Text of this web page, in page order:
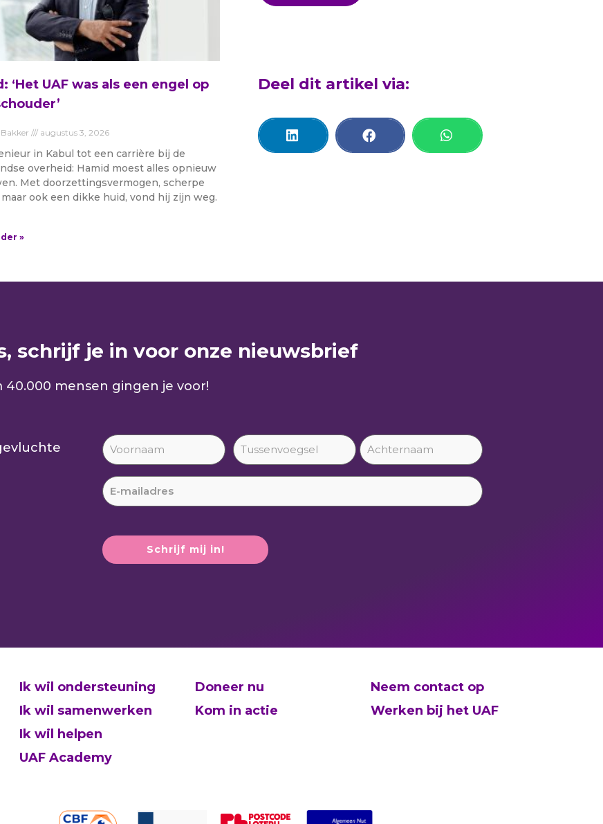
‘Het UAF was als een engel op
augustus 3, 2026
in Kabul tot een carrière bij de
overheid: Hamid moest alles opnieuw
Met doorzettingsvermogen, scherpe
maar ook een dikke huid, vond hij zijn weg.
»
Deel dit artikel via:
schrijf je in voor onze nieuwsbrief​
40.000 mensen gingen je voor!
Ik wil ondersteuning
Ik wil samenwerken
Ik wil helpen
UAF Academy
Doneer nu
Kom in actie
Neem contact op
Werken bij het UAF